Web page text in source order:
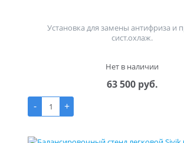
Установка для замены антифриза и
сист.охлаж.
Нет в наличии
63 500 руб.
-
+